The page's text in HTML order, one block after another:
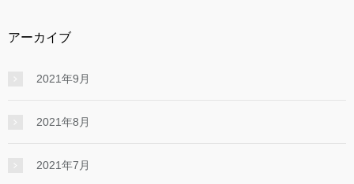
アーカイブ
2021年9月
2021年8月
2021年7月